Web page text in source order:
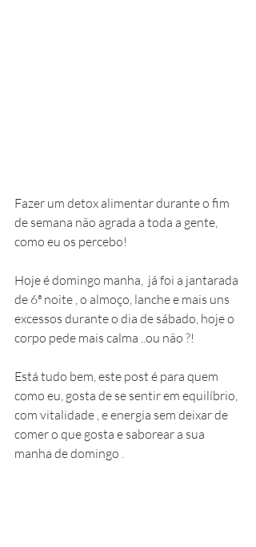
Fazer um detox alimentar durante o fim
de semana não agrada a toda a gente,
como eu os percebo!
Hoje é domingo manha,  já foi a jantarada
de 6ª noite , o almoço, lanche e mais uns
excessos durante o dia de sábado, hoje o
corpo pede mais calma ..ou não ?!
Está tudo bem, este post é para quem
como eu, gosta de se sentir em equilíbrio,
com vitalidade , e energia sem deixar de
comer o que gosta e saborear a sua
manha de domingo .